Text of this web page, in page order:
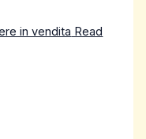
in vendita Read